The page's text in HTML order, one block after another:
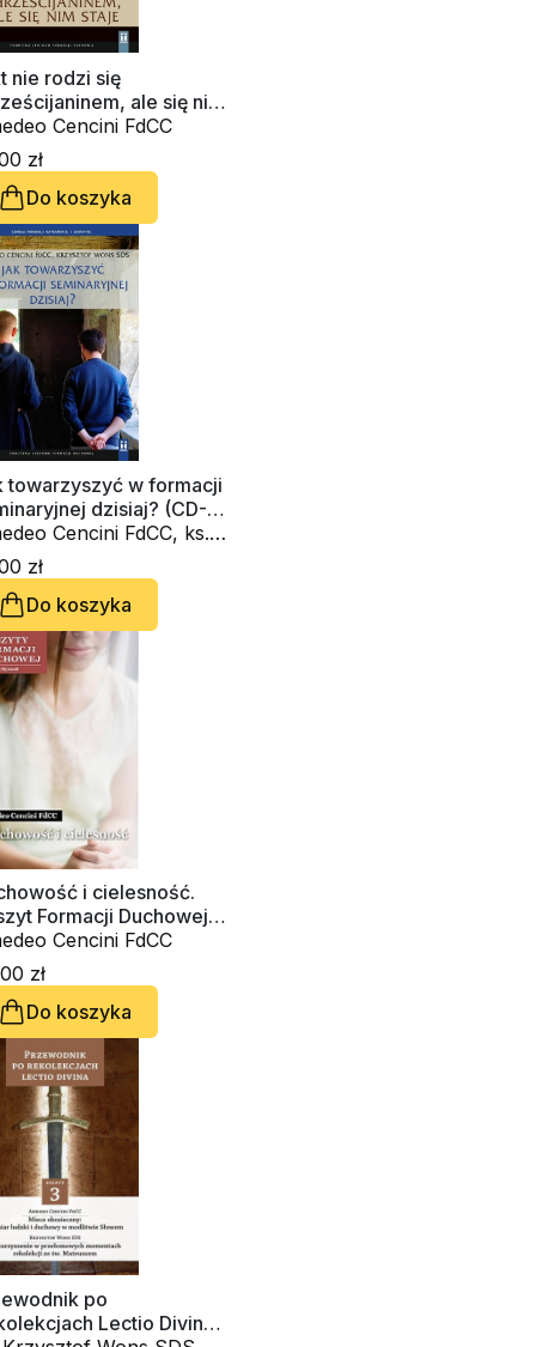
nie rodzi się
ale się nim
(CD-audiobook)
Cencini FdCC
zł
Do koszyka
towarzyszyć w formacji
dzisiaj? (CD-
Cencini FdCC, ks.
Wons SDS
zł
Do koszyka
i cielesność.
Formacji Duchowej
Cencini FdCC
zł
Do koszyka
po
Lectio Divina.